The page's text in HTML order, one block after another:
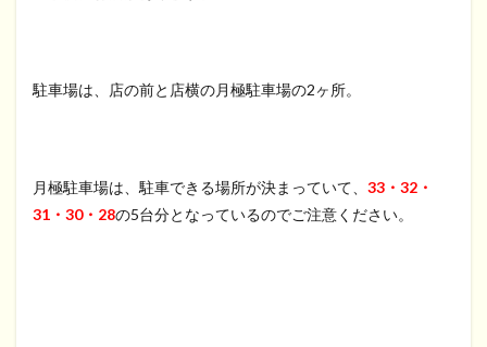
駐車場は、店の前と店横の月極駐車場の2ヶ所。
月極駐車場は、駐車できる場所が決まっていて、 33・32・
31・30・28の5台分となっているのでご注意ください。